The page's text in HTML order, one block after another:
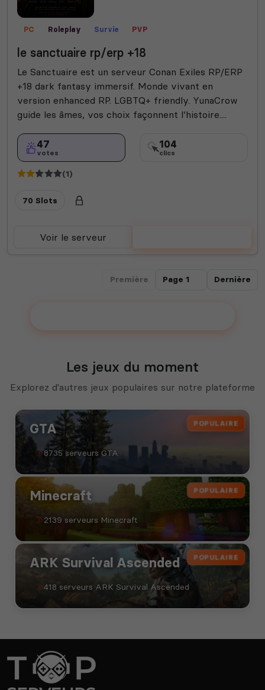
PC Roleplay Survie PVP
le sanctuaire rp/erp +18
Le Sanctuaire est un serveur Conan Exiles RP/ERP
+18 dark fantasy immersif. Monde vivant en
version enhanced RP. LGBTQ+ friendly. YunaCrow
guide les âmes, vos choix façonnent l’histoire....
47
votes
104
clics
(1)
70 Slots
Voir le serveur
Première Dernière
Les jeux du moment
Explorez d'autres jeux populaires sur notre plateforme
POPULAIRE
GTA
8735 serveurs GTA
POPULAIRE
Minecraft
2139 serveurs Minecraft
POPULAIRE
ARK Survival Ascended
418 serveurs ARK Survival Ascended